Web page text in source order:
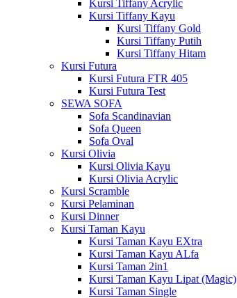
Kursi Tiffany Acrylic
Kursi Tiffany Kayu
Kursi Tiffany Gold
Kursi Tiffany Putih
Kursi Tiffany Hitam
Kursi Futura
Kursi Futura FTR 405
Kursi Futura Test
SEWA SOFA
Sofa Scandinavian
Sofa Queen
Sofa Oval
Kursi Olivia
Kursi Olivia Kayu
Kursi Olivia Acrylic
Kursi Scramble
Kursi Pelaminan
Kursi Dinner
Kursi Taman Kayu
Kursi Taman Kayu EXtra
Kursi Taman Kayu ALfa
Kursi Taman 2in1
Kursi Taman Kayu Lipat (Magic)
Kursi Taman Single